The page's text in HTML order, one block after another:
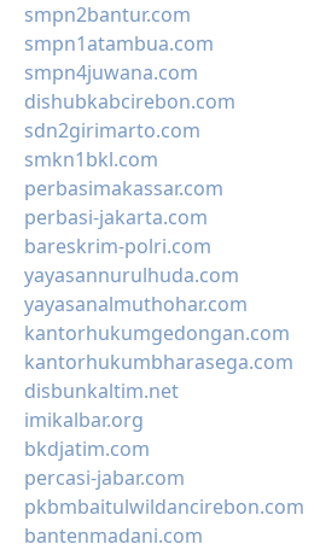
smpn2bantur.com
smpn1atambua.com
smpn4juwana.com
dishubkabcirebon.com
sdn2girimarto.com
smkn1bkl.com
perbasimakassar.com
perbasi-jakarta.com
bareskrim-polri.com
yayasannurulhuda.com
yayasanalmuthohar.com
kantorhukumgedongan.com
kantorhukumbharasega.com
disbunkaltim.net
imikalbar.org
bkdjatim.com
percasi-jabar.com
pkbmbaitulwildancirebon.com
bantenmadani.com